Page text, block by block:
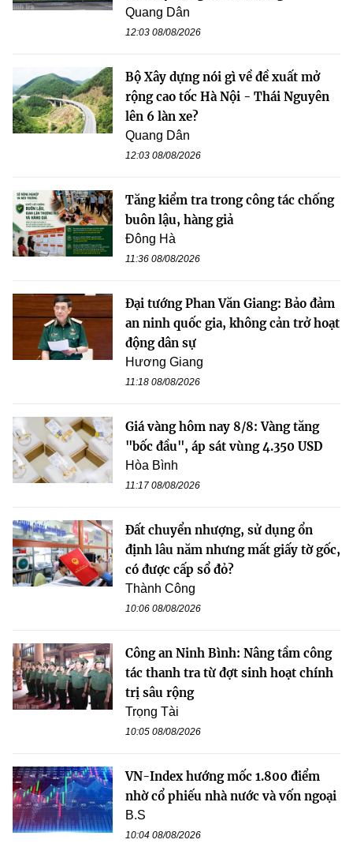
Quang Dân
12:03 08/08/2026
Bộ Xây dựng nói gì về đề xuất mở
rộng cao tốc Hà Nội - Thái Nguyên
lên 6 làn xe?
Quang Dân
12:03 08/08/2026
Tăng kiểm tra trong công tác chống
buôn lậu, hàng giả
Đông Hà
11:36 08/08/2026
Đại tướng Phan Văn Giang: Bảo đảm
an ninh quốc gia, không cản trở hoạt
động dân sự
Hương Giang
11:18 08/08/2026
Giá vàng hôm nay 8/8: Vàng tăng
"bốc đầu", áp sát vùng 4.350 USD
Hòa Bình
11:17 08/08/2026
Đất chuyển nhượng, sử dụng ổn
định lâu năm nhưng mất giấy tờ gốc,
có được cấp sổ đỏ?
Thành Công
10:06 08/08/2026
Công an Ninh Bình: Nâng tầm công
tác thanh tra từ đợt sinh hoạt chính
trị sâu rộng
Trọng Tài
10:05 08/08/2026
VN-Index hướng mốc 1.800 điểm
nhờ cổ phiếu nhà nước và vốn ngoại
B.S
10:04 08/08/2026